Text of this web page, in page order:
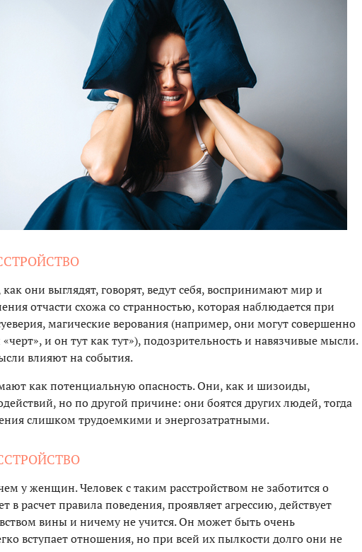
они выглядят, говорят, ведут себя, воспринимают мир и
отчасти схожа со странностью, которая наблюдается при
магические верования (например, они могут совершенно
и он тут как тут»), подозрительность и навязчивые мысли.
влияют на события.
как потенциальную опасность. Они, как и шизоиды,
но по другой причине: они боятся других людей, тогда
слишком трудоемкими и энергозатратными.
у женщин. Человек с таким расстройством не заботится о
в расчет правила поведения, проявляет агрессию, действует
вины и ничему не учится. Он может быть очень
вступает отношения, но при всей их пылкости долго они не